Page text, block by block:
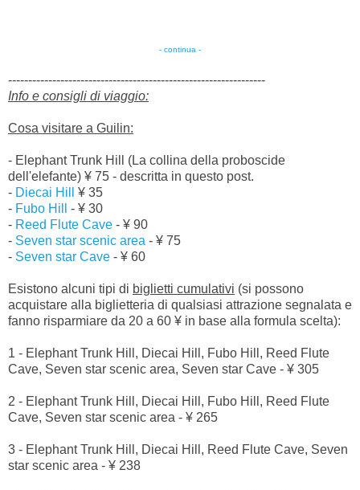
- continua -
----------------------------------------------------------------
Info e consigli di viaggio:
Cosa visitare a Guilin:
- Elephant Trunk Hill (La collina della proboscide
dell'elefante) ¥ 75 - descritta in questo post.
- Diecai Hill
¥ 35
- Fubo Hill
- ¥ 30
- Reed Flute Cave - ¥ 90
- Seven star scenic area - ¥ 75
- Seven star Cave - ¥ 60
Esistono alcuni tipi di biglietti cumulativi (si possono
acquistare alla biglietteria di qualsiasi attrazione segnalata e
fanno risparmiare da 20 a 60 ¥ in base alla formula scelta):
1 - Elephant Trunk Hill, Diecai Hill, Fubo Hill, Reed Flute
Cave, Seven star scenic area, Seven star Cave - ¥ 305
2 - Elephant Trunk Hill, Diecai Hill, Fubo Hill, Reed Flute
Cave, Seven star scenic area - ¥ 265
3 - Elephant Trunk Hill, Diecai Hill, Reed Flute Cave, Seven
star scenic area - ¥ 238